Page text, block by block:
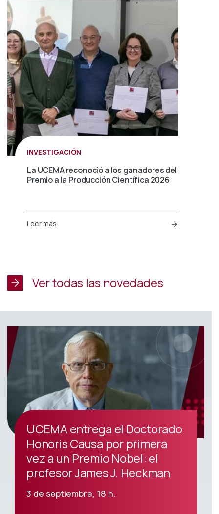
INVESTIGACIÓN
La UCEMA reconoció a los ganadores del
Premio a la Producción Científica 2026
Leer más
Ver todas las novedades
UCEMA entrega el Doctorado
Honoris Causa por primera
vez a un Premio Nobel: el
profesor James J. Heckman
3 de septiembre, 18 h.